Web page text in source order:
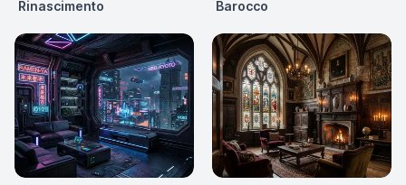
Rinascimento Barocco